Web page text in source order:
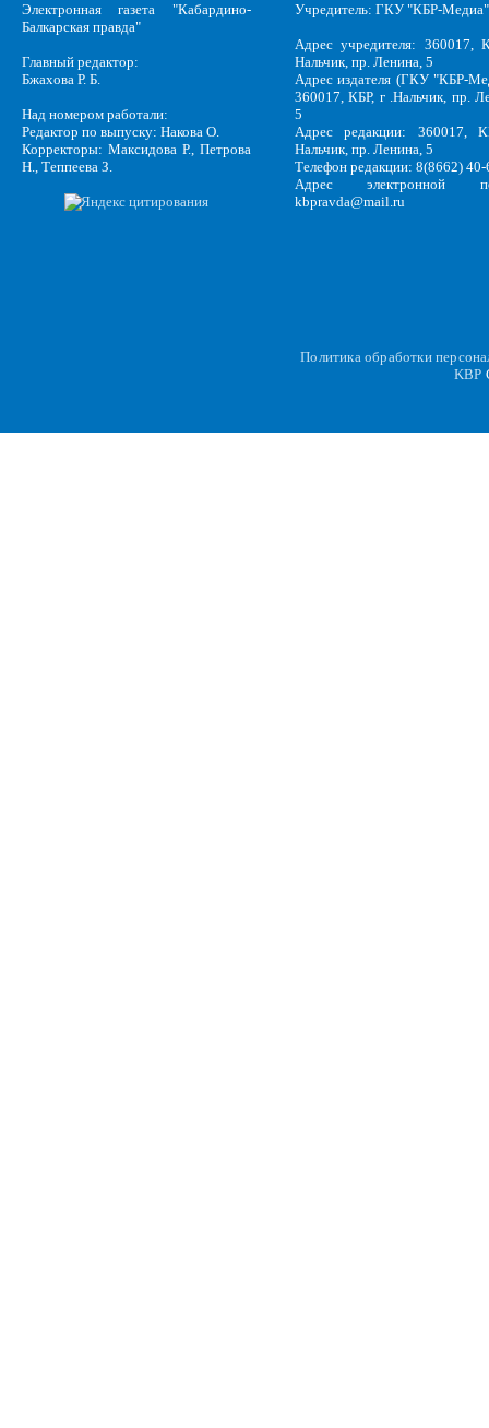
Электронная газета "Кабардино-
Балкарская правда"
Главный редактор:
Бжахова Р. Б.
Над номером работали:
Редактор по выпуску: Накова О.
Корректоры: Максидова Р., Петрова
Н., Теппеева З.
Учредитель: ГКУ "КБР-Медиа"
Адрес учредителя: 360017,
Нальчик, пр. Ленина, 5
Адрес издателя (ГКУ "КБР-
360017, КБР, г .Нальчик, пр.
5
Адрес редакции: 360017,
Нальчик, пр. Ленина, 5
Телефон редакции: 8(8662)
Адрес электронной
kbpravda@mail.ru
Политика обработки
KBP